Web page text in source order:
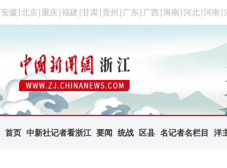
安徽 北京 重庆 福建 甘肃 贵州 广东 广西 海南 河北 河南
首页 中新社记者看浙江 要闻 统战 区县 名记者名栏目 洋